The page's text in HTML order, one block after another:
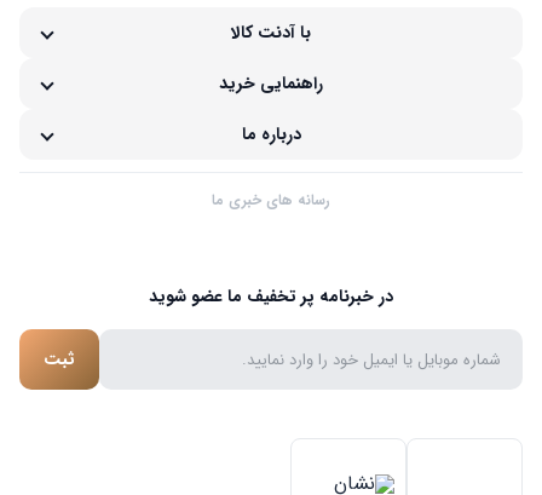
با آدنت کالا
راهنمایی خرید
درباره ما
رسانه های خبری ما
در خبرنامه پر تخفیف ما عضو شوید
ثبت